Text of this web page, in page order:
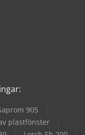
905
plastfönster